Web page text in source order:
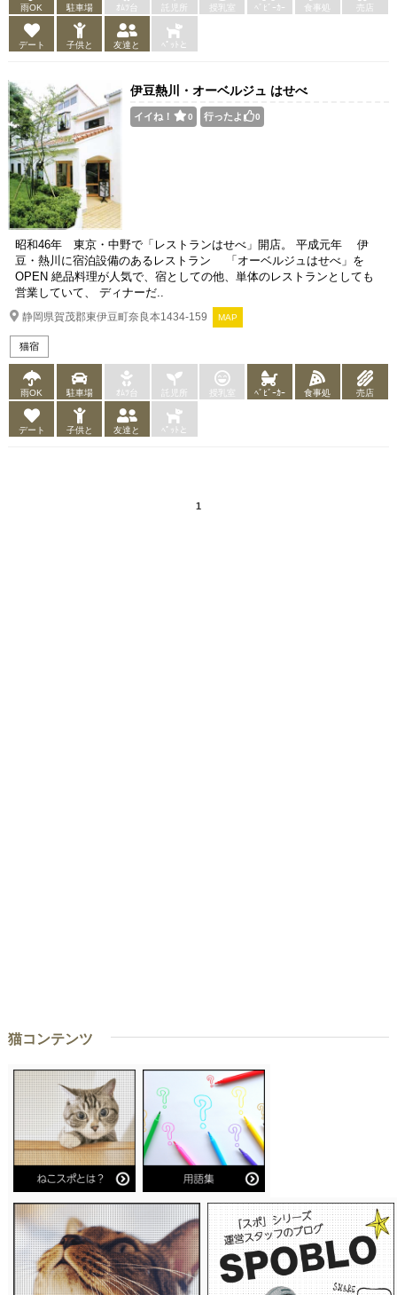
雨OK 駐車場 ｵﾑﾂ台 託児所 授乳室 ﾍﾞﾋﾞｰｶｰ 食事処 売店
デート 子供と 友達と ﾍﾟｯﾄと
伊豆熱川・オーベルジュ はせべ
イイね！ 0 行ったよ 0
昭和46年 東京・中野で「レストランはせべ」開店。 平成元年 伊
豆・熱川に宿泊設備のあるレストラン 「オーベルジュはせべ」を
OPEN 絶品料理が人気で、宿としての他、単体のレストランとしても
営業していて、 ディナーだ..
静岡県賀茂郡東伊豆町奈良本1434-159 MAP
猫宿
雨OK 駐車場 ｵﾑﾂ台 託児所 授乳室 ﾍﾞﾋﾞｰｶｰ 食事処 売店
デート 子供と 友達と ﾍﾟｯﾄと
1
猫コンテンツ